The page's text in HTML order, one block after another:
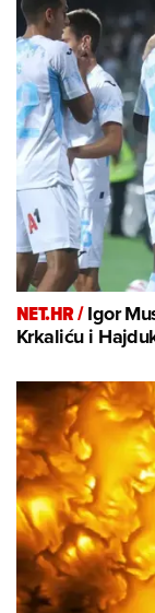
NET.HR /Igor
Krkaliću i